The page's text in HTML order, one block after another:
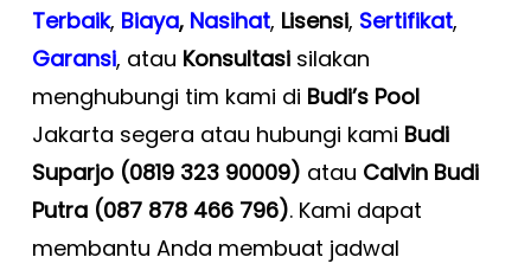
Terbaik, Biaya, Nasihat, Lisensi, Sertifikat,
Garansi, atau Konsultasisilakan
menghubungi tim kami di Budi’s Pool
Jakarta segera atau hubungi kami Budi
Suparjo (0819 323 90009) atau Calvin Budi
Putra (087 878 466 796). Kami dapat
membantu Anda membuat jadwal